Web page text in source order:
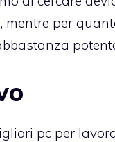
mentre per
pc per